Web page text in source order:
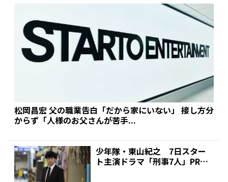
松岡昌宏 父の職業告白「だから家にいない」 接し方分
からず「人様のお父さんが苦手...
少年隊・東山紀之 7日スター
ト主演ドラマ「刑事7人」PR